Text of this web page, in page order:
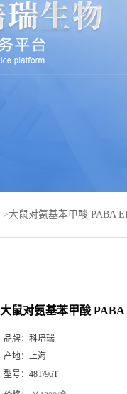
>大鼠对氨基苯甲酸 PABA
大鼠对氨基苯甲酸
品牌： 科培瑞
产地：
上海
型号： 48T/96T